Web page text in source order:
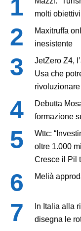
molti
Maxitruffa
inesistente
JetZero Z4,
Usa che
Debutta
formazione
Wttc:
oltre 1.000
Cresce il Pil
Melià
In Italia alla
disegna le